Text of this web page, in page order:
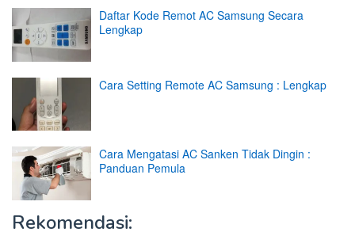
Daftar Kode Remot AC Samsung Secara
Lengkap
Cara Setting Remote AC Samsung : Lengkap
Cara Mengatasi AC Sanken Tidak Dingin :
Panduan Pemula
Rekomendasi: